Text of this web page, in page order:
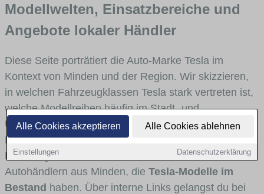
Alle Cookies akzeptieren Alle Cookies ablehnen
Einstellungen Datenschutzerklärung
Modellwelten, Einsatzbereiche und
Angebote lokaler Händler
Diese Seite porträtiert die Auto-Marke Tesla im
Kontext von Minden und der Region. Wir skizzieren,
in welchen Fahrzeugklassen Tesla stark vertreten ist,
welche Modellreihen häufig im Stadt- und
Umlandverkehr zu sehen sind und für welche
Fahrertypen die Marke interessant ist. Viele
Fahrzeuge stammen von Autohäusern und
Autohändlern aus Minden, die Tesla-Modelle im
Bestand haben. Über interne Links gelangst du bei